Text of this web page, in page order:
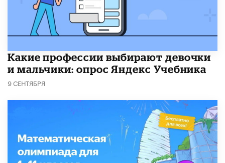
Какие профессии выбирают девочки
и мальчики: опрос Яндекс Учебника
9 СЕНТЯБРЯ